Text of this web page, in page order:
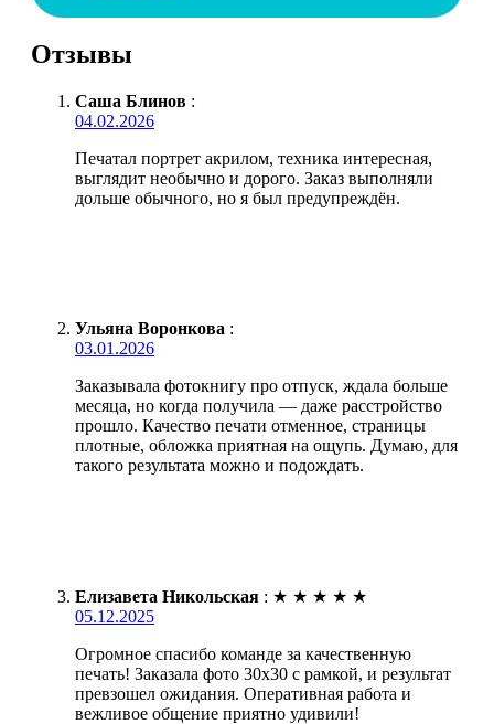
Отзывы
Саша Блинов :
04.02.2026
Печатал портрет акрилом, техника интересная,
выглядит необычно и дорого. Заказ выполняли
дольше обычного, но я был предупреждён.
Ульяна Воронкова :
03.01.2026
Заказывала фотокнигу про отпуск, ждала больше
месяца, но когда получила — даже расстройство
прошло. Качество печати отменное, страницы
плотные, обложка приятная на ощупь. Думаю, для
такого результата можно и подождать.
Елизавета Никольская : ★ ★ ★ ★ ★
05.12.2025
Огромное спасибо команде за качественную
печать! Заказала фото 30х30 с рамкой, и результат
превзошел ожидания. Оперативная работа и
вежливое общение приятно удивили!